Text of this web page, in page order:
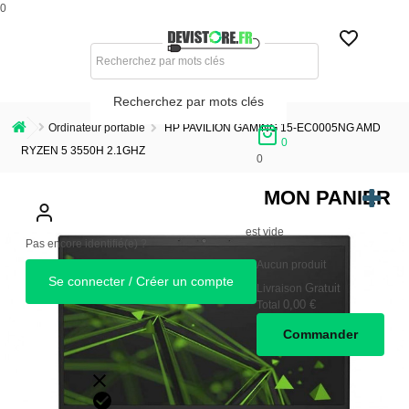
0
Recherchez par mots clés
Pas encore identifié(e) ?
Se connecter / Créer un compte
0
0
MON PANIER
est vide
Aucun produit
Livraison Gratuit
Total 0,00 €
Commander
Ordinateur portable
HP PAVILION GAMING 15-EC0005NG AMD
RYZEN 5 3550H 2.1GHZ